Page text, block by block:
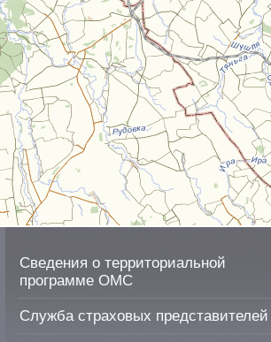
Сведения о территориальной
программе ОМС
Служба страховых представителей